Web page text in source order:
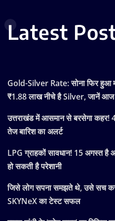
Latest
Gold-Silver Rate: सोना फिर हुआ
₹1.88 लाख नीचे है Silver, जानें
उत्तराखंड में आसमान से बरसेगा कहर!
तेज बारिश का अलर्ट
LPG ग्राहकों सावधान! 15 अगस्त है
हो सकती है परेशानी
जिसे लोग सपना समझते थे, उसे सच
SKYNeX का टेस्ट सफल